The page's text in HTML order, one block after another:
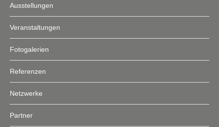
Ausstellungen
Veranstaltungen
Fotogalerien
Referenzen
Netzwerke
Partner